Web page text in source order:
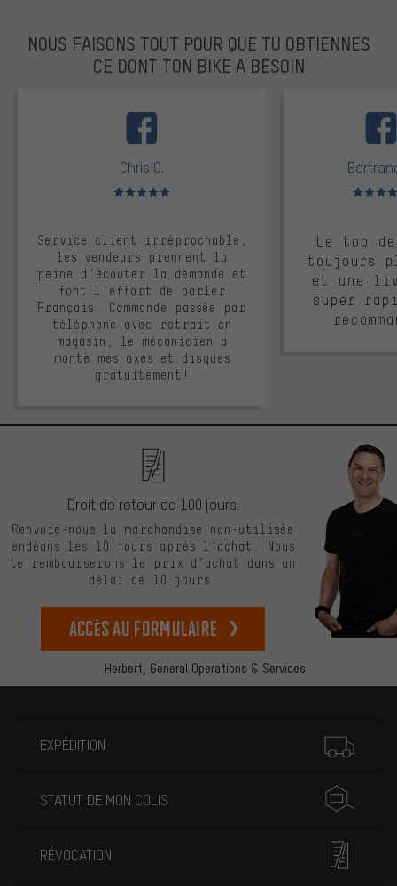
NOUS FAISONS TOUT POUR QUE TU OBTIENNES
CE DONT TON BIKE A BESOIN
Chris C.
Note moyenne : 5 sur 5
Service client irréprochable,
les vendeurs prennent la
peine d'écouter la demande et
font l'effort de parler
Français. Commande passée par
téléphone avec retrait en
magasin, le mécanicien a
monté mes axes et disques
gratuitement!
Note
Le top
toujours
et une
super
Herbert, General Operations & Services
Droit de retour de 100 jours.
Renvoie-nous la marchandise non-utilisée
endéans les 10 jours après l’achat. Nous
te rembourserons le prix d’achat dans un
délai de 10 jours.
Accès au formulaire
EXPÉDITION
STATUT DE MON COLIS
RÉVOCATION